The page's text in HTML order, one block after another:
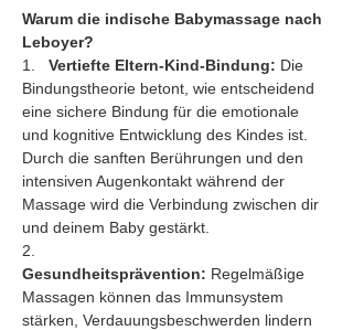
Warum die indische Babymassage nach
Leboyer?
1. Vertiefte Eltern-Kind-Bindung: Die
Bindungstheorie betont, wie entscheidend
eine sichere Bindung für die emotionale
und kognitive Entwicklung des Kindes ist.
Durch die sanften Berührungen und den
intensiven Augenkontakt während der
Massage wird die Verbindung zwischen dir
und deinem Baby gestärkt.
2.
Gesundheitsprävention: Regelmäßige
Massagen können das Immunsystem
stärken, Verdauungsbeschwerden lindern